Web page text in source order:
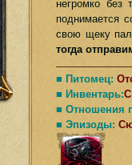
негромко без
поднимается
свою щеку
тогда
■ Питомец:
■ Инвентарь:
■ Отношения
■ Эпизоды: